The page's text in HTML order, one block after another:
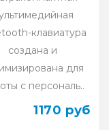
клавиатура
создана и
для
с персональ..
1170 руб